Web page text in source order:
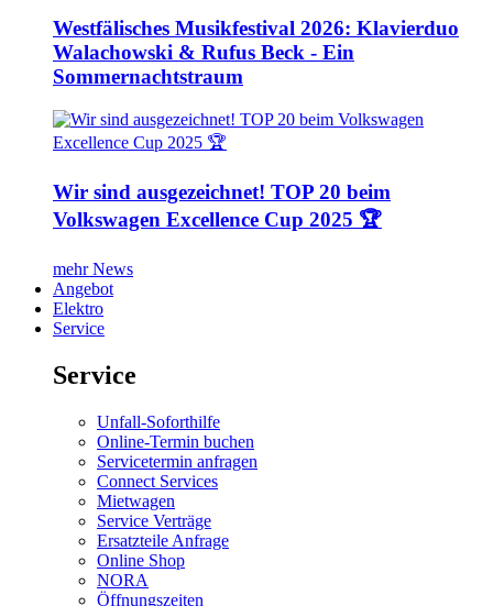
Westfälisches Musikfestival 2026: Klavierduo
Walachowski & Rufus Beck - Ein
Sommernachtstraum
Wir sind ausgezeichnet! TOP 20 beim
Volkswagen Excellence Cup 2025 🏆
mehr News
Angebot
Elektro
Service
Service
Unfall-Soforthilfe
Online-Termin buchen
Servicetermin anfragen
Connect Services
Mietwagen
Service Verträge
Ersatzteile Anfrage
Online Shop
NORA
Öffnungszeiten